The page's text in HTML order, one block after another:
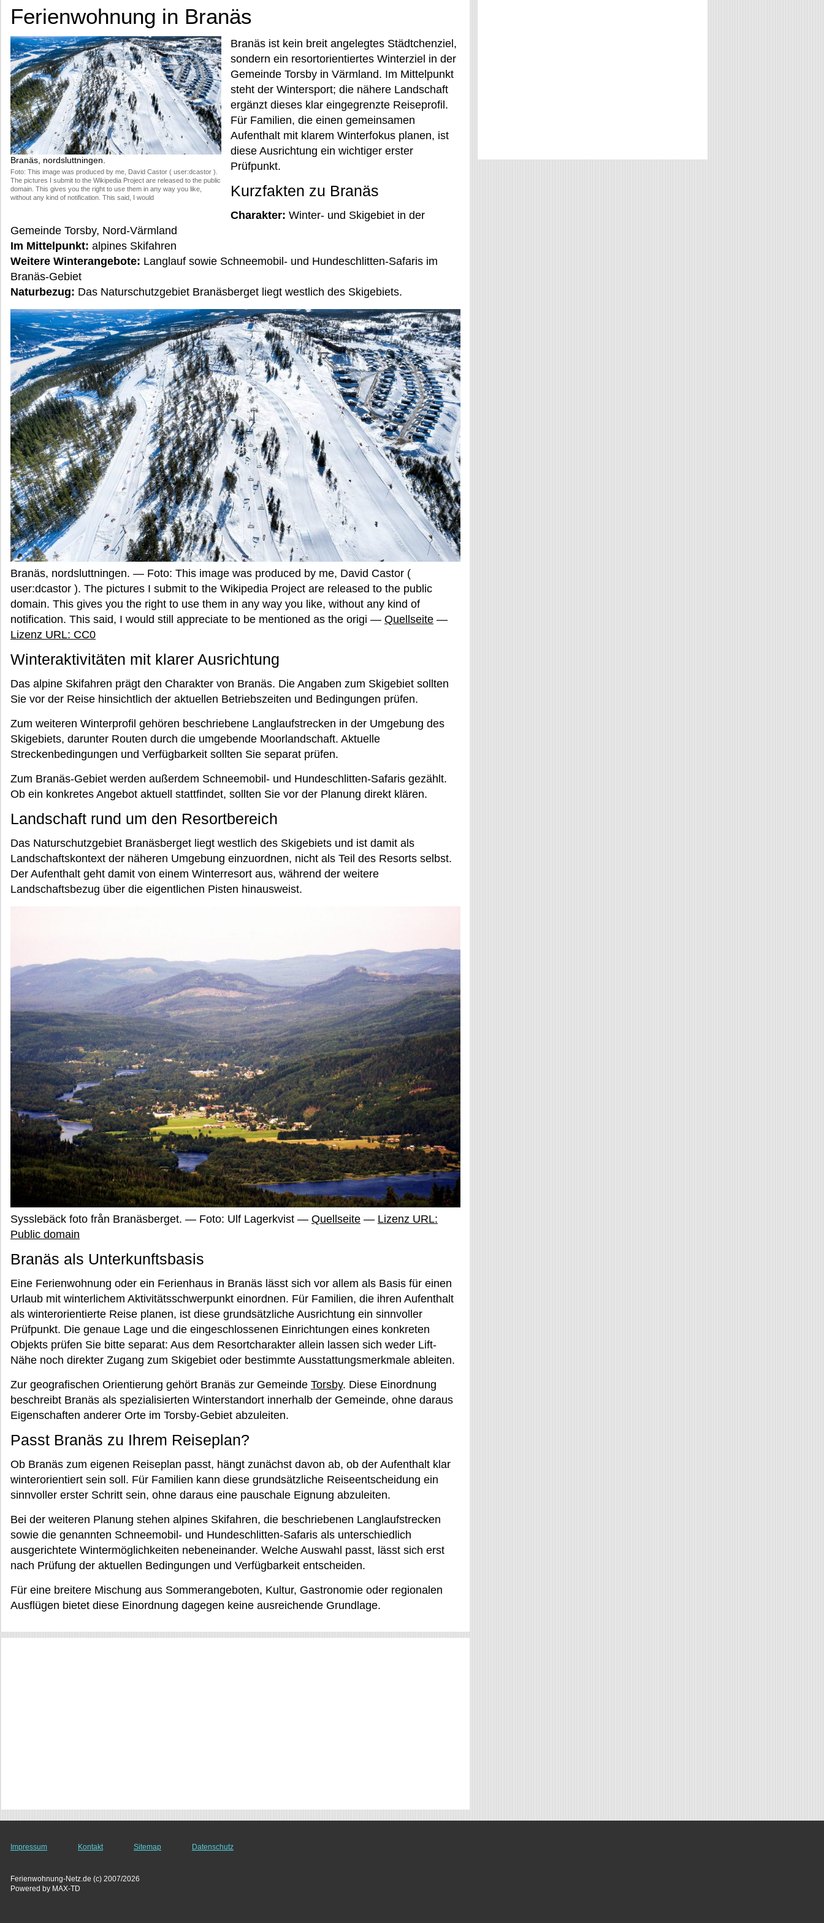
Ferienwohnung in Branäs
Branäs, nordsluttningen.
Foto: This image was produced by me, David Castor ( user:dcastor ).
The pictures I submit to the Wikipedia Project are released to the public
domain. This gives you the right to use them in any way you like,
without any kind of notification. This said, I would
Branäs ist kein breit angelegtes Städtchenziel,
sondern ein resortorientiertes Winterziel in der
Gemeinde Torsby in Värmland. Im Mittelpunkt
steht der Wintersport; die nähere Landschaft
ergänzt dieses klar eingegrenzte Reiseprofil.
Für Familien, die einen gemeinsamen
Aufenthalt mit klarem Winterfokus planen, ist
diese Ausrichtung ein wichtiger erster
Prüfpunkt.
Kurzfakten zu Branäs
Charakter: Winter- und Skigebiet in der
Gemeinde Torsby, Nord-Värmland
Im Mittelpunkt: alpines Skifahren
Weitere Winterangebote: Langlauf sowie Schneemobil- und Hundeschlitten-Safaris im
Branäs-Gebiet
Naturbezug: Das Naturschutzgebiet Branäsberget liegt westlich des Skigebiets.
Branäs, nordsluttningen. — Foto: This image was produced by me, David Castor (
user:dcastor ). The pictures I submit to the Wikipedia Project are released to the public
domain. This gives you the right to use them in any way you like, without any kind of
notification. This said, I would still appreciate to be mentioned as the origi — Quellseite —
Lizenz URL: CC0
Winteraktivitäten mit klarer Ausrichtung
Das alpine Skifahren prägt den Charakter von Branäs. Die Angaben zum Skigebiet sollten
Sie vor der Reise hinsichtlich der aktuellen Betriebszeiten und Bedingungen prüfen.
Zum weiteren Winterprofil gehören beschriebene Langlaufstrecken in der Umgebung des
Skigebiets, darunter Routen durch die umgebende Moorlandschaft. Aktuelle
Streckenbedingungen und Verfügbarkeit sollten Sie separat prüfen.
Zum Branäs-Gebiet werden außerdem Schneemobil- und Hundeschlitten-Safaris gezählt.
Ob ein konkretes Angebot aktuell stattfindet, sollten Sie vor der Planung direkt klären.
Landschaft rund um den Resortbereich
Das Naturschutzgebiet Branäsberget liegt westlich des Skigebiets und ist damit als
Landschaftskontext der näheren Umgebung einzuordnen, nicht als Teil des Resorts selbst.
Der Aufenthalt geht damit von einem Winterresort aus, während der weitere
Landschaftsbezug über die eigentlichen Pisten hinausweist.
Sysslebäck foto från Branäsberget. — Foto: Ulf Lagerkvist — Quellseite — Lizenz URL:
Public domain
Branäs als Unterkunftsbasis
Eine Ferienwohnung oder ein Ferienhaus in Branäs lässt sich vor allem als Basis für einen
Urlaub mit winterlichem Aktivitätsschwerpunkt einordnen. Für Familien, die ihren Aufenthalt
als winterorientierte Reise planen, ist diese grundsätzliche Ausrichtung ein sinnvoller
Prüfpunkt. Die genaue Lage und die eingeschlossenen Einrichtungen eines konkreten
Objekts prüfen Sie bitte separat: Aus dem Resortcharakter allein lassen sich weder Lift-
Nähe noch direkter Zugang zum Skigebiet oder bestimmte Ausstattungsmerkmale ableiten.
Zur geografischen Orientierung gehört Branäs zur Gemeinde Torsby. Diese Einordnung
beschreibt Branäs als spezialisierten Winterstandort innerhalb der Gemeinde, ohne daraus
Eigenschaften anderer Orte im Torsby-Gebiet abzuleiten.
Passt Branäs zu Ihrem Reiseplan?
Ob Branäs zum eigenen Reiseplan passt, hängt zunächst davon ab, ob der Aufenthalt klar
winterorientiert sein soll. Für Familien kann diese grundsätzliche Reiseentscheidung ein
sinnvoller erster Schritt sein, ohne daraus eine pauschale Eignung abzuleiten.
Bei der weiteren Planung stehen alpines Skifahren, die beschriebenen Langlaufstrecken
sowie die genannten Schneemobil- und Hundeschlitten-Safaris als unterschiedlich
ausgerichtete Wintermöglichkeiten nebeneinander. Welche Auswahl passt, lässt sich erst
nach Prüfung der aktuellen Bedingungen und Verfügbarkeit entscheiden.
Für eine breitere Mischung aus Sommerangeboten, Kultur, Gastronomie oder regionalen
Ausflügen bietet diese Einordnung dagegen keine ausreichende Grundlage.
Impressum Kontakt Sitemap Datenschutz
Ferienwohnung-Netz.de (c) 2007/2026
Powered by MAX-TD